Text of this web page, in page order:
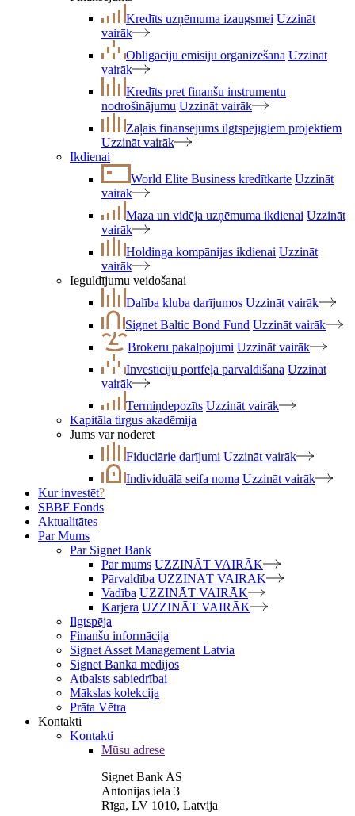
Kredīts uzņēmuma izaugsmei Uzzināt
vairāk
Obligāciju emisiju organizēšana Uzzināt
vairāk
Kredīts pret finanšu instrumentu
nodrošinājumu Uzzināt vairāk
Zaļais finansējums ilgtspējīgiem projektiem
Uzzināt vairāk
Ikdienai
World Elite Business kredītkarte Uzzināt
vairāk
Maza un vidēja uzņēmuma ikdienai Uzzināt
vairāk
Holdinga kompānijas ikdienai Uzzināt
vairāk
Ieguldījumu veidošanai
Dalība kluba darījumos Uzzināt vairāk
Signet Baltic Bond Fund Uzzināt vairāk
Brokeru pakalpojumi Uzzināt vairāk
Investīciju portfeļa pārvaldīšana Uzzināt
vairāk
Termiņdepozīts Uzzināt vairāk
Kapitāla tirgus akadēmija
Jums var noderēt
Fiduciārie darījumi Uzzināt vairāk
Individuālā seifa noma Uzzināt vairāk
Kur investēt?
SBBF Fonds
Aktualitātes
Par Mums
Par Signet Bank
Par mums UZZINĀT VAIRĀK
Pārvaldība UZZINĀT VAIRĀK
Vadība UZZINĀT VAIRĀK
Karjera UZZINĀT VAIRĀK
Ilgtspēja
Finanšu informācija
Signet Asset Management Latvia
Signet Banka medijos
Atbalsts sabiedrībai
Mākslas kolekcija
Prāta Vētra
Kontakti
Kontakti
Mūsu adrese
Signet Bank AS
Antonijas iela 3
Rīga, LV 1010, Latvija